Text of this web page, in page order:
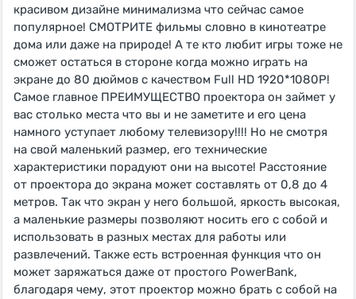
красивом дизайне минимализма что сейчас самое
популярное! СМОТРИТЕ фильмы словно в кинотеатре
дома или даже на природе! А те кто любит игры тоже не
сможет остаться в стороне когда можно играть на
экране до 80 дюймов с качеством Full HD 1920*1080P!
Самое главное ПРЕИМУЩЕСТВО проектора он займет у
вас столько места что вы и не заметите и его цена
намного уступает любому телевизору!!!! Но не смотря
на свой маленький размер, его технические
характеристики порадуют они на высоте! Расстояние
от проектора до экрана может составлять от 0,8 до 4
метров. Так что экран у него большой, яркость высокая,
а маленькие размеры позволяют носить его с собой и
использовать в разных местах для работы или
развлечений. Также есть встроенная функция что он
может заряжаться даже от простого PowerBank,
благодаря чему, этот проектор можно брать с собой на